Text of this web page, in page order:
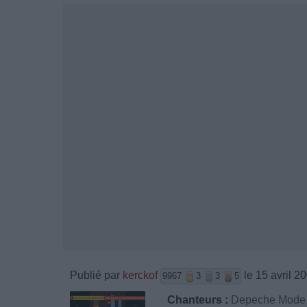
Publié par kerckof 9967 3 3 5 le 15 avril
Chanteurs : Depeche Mode